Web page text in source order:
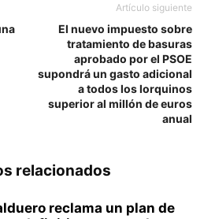
Artículo siguiente
El nuevo impuesto sobre
tratamiento de basuras
aprobado por el PSOE
supondrá un gasto adicional
a todos los lorquinos
superior al millón de euros
anual
relacionados
reclama un plan de